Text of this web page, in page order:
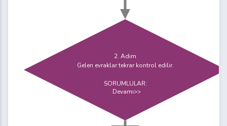
2. Adım
Gelen evraklar tekrar kontrol edilir.
SORUMLULAR:
Devamı>>